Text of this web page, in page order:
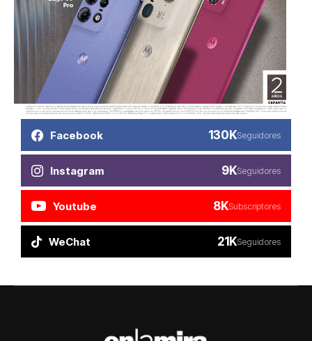
Facebook 130KSeguidores
Instagram 9KSeguidores
Youtube 8KSubscriptores
WeChat 21KSeguidores